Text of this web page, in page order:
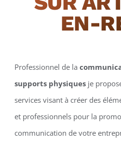
EN-
Professionnel de la
supports physiquesje
services visant à créer des
et professionnels pour la
communication de votre